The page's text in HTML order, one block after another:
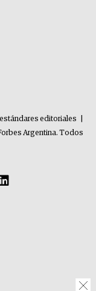
editoriales
Argentina. Todos